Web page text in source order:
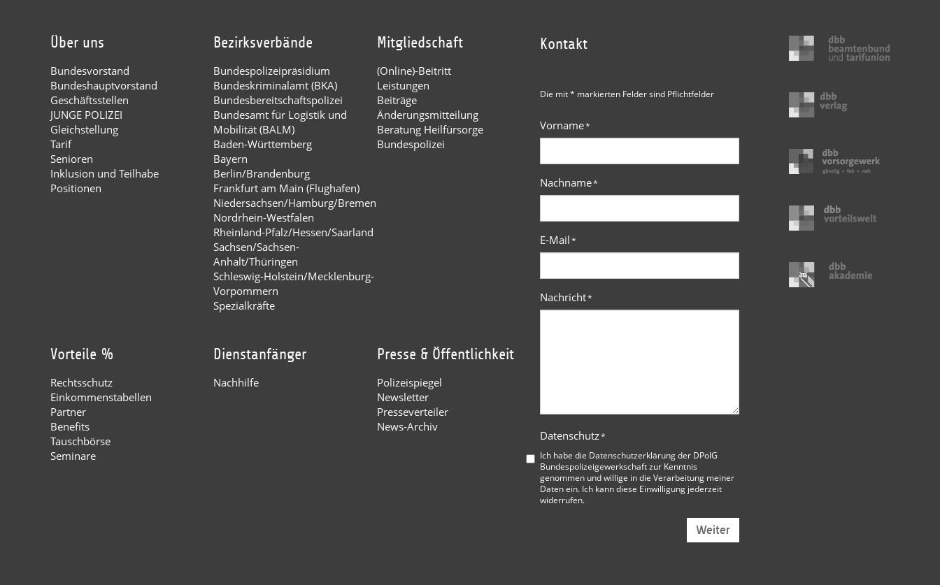
Über uns
Bundesvorstand
Bundeshauptvorstand
Geschäftsstellen
JUNGE POLIZEI
Gleichstellung
Tarif
Senioren
Inklusion und Teilhabe
Positionen
Bezirksverbände
Bundespolizeipräsidium
Bundeskriminalamt (BKA)
Bundesbereitschaftspolizei
Bundesamt für Logistik und
Mobilität (BALM)
Baden-Württemberg
Bayern
Berlin/Brandenburg
Frankfurt am Main (Flughafen)
Niedersachsen/Hamburg/Bremen
Nordrhein-Westfalen
Rheinland-Pfalz/Hessen/Saarland
Sachsen/Sachsen-
Anhalt/Thüringen
Schleswig-Holstein/Mecklenburg-
Vorpommern
Spezialkräfte
Mitgliedschaft
(Online)-Beitritt
Leistungen
Beiträge
Änderungsmitteilung
Beratung Heilfürsorge
Bundespolizei
Vorteile %
Rechtsschutz
Einkommenstabellen
Partner
Benefits
Tauschbörse
Seminare
Dienstanfänger
Nachhilfe
Presse & Öffentlichkeit
Polizeispiegel
Newsletter
Presseverteiler
News-Archiv
Kontakt
Die mit * markierten Felder sind Pflichtfelder
Vorname*
Nachname*
E-Mail*
Nachricht*
Datenschutz*
Ich habe die Datenschutzerklärung der DPolG
Bundespolizeigewerkschaftzur Kenntnis
genommen und willige in die Verarbeitung meiner
Daten ein. Ich kann diese Einwilligung jederzeit
widerrufen.
Weiter